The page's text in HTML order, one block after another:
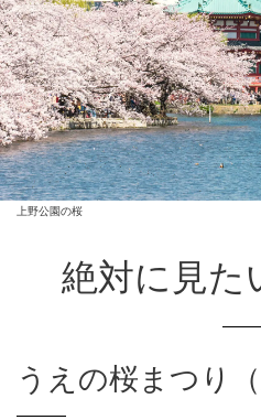
上野公園の桜
絶対に見た
うえの桜まつり（